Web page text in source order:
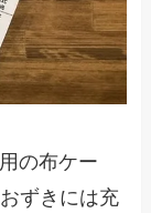
の布ケー
ずきには充